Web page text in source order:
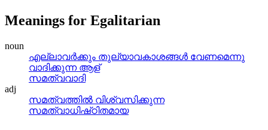
Meanings for Egalitarian
noun
എല്ലാവര്‍ക്കും തുല്യാവകാശങ്ങള്‍ വേണമെന്നു
വാദിക്കുന്ന ആള്
സമത്വവാദി
adj
സമത്വത്തില്‍ വിശ്വസിക്കുന്ന
സമത്വാധിഷ്‌ഠിതമായ